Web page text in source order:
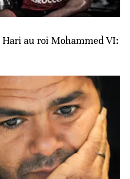
au roi Mohammed VI: